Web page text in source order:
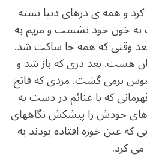
کرد و همه ی درهای دنیا بسته
خون خود نشست و مریم به
بعد وقتی که همه جا ساکت شد.
هست. بعد دری که باز شد و
برمی گشت. مردی که فاتح
که با غنائم در دست به
های خودش را پیشکش نگاههای
که عین خوره افتاده بودند به
کرد.